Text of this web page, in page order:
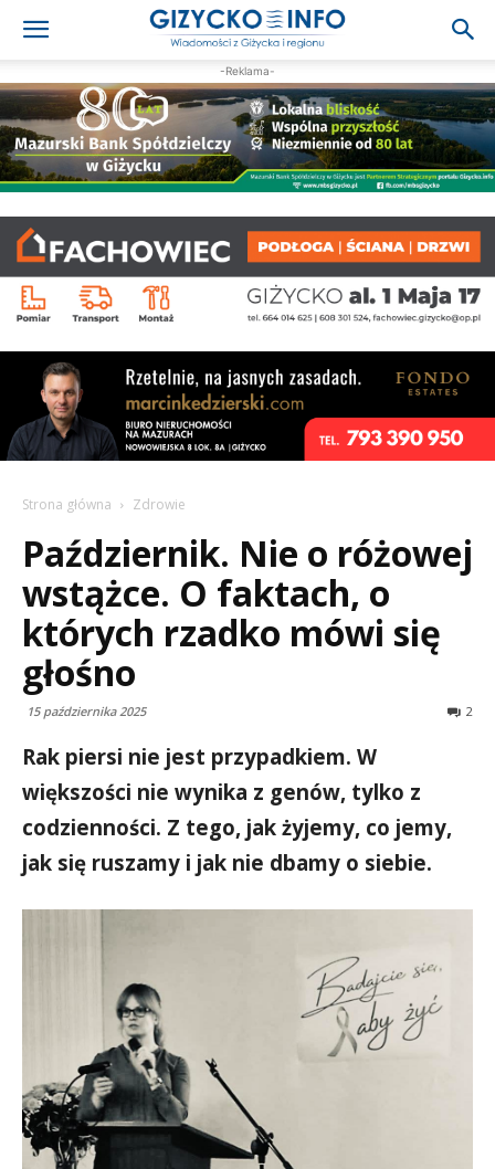
-Reklama-
Strona główna Zdrowie
Październik. Nie o różowej
wstążce. O faktach, o
których rzadko mówi się
głośno
15 października 2025 2
Rak piersi nie jest przypadkiem. W
większości nie wynika z genów, tylko z
codzienności. Z tego, jak żyjemy, co jemy,
jak się ruszamy i jak nie dbamy o siebie.